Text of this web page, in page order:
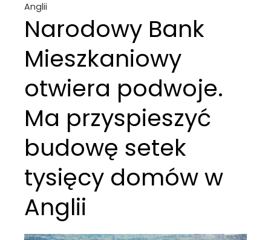
Anglii
Narodowy Bank
Mieszkaniowy
otwiera podwoje.
Ma przyspieszyć
budowę setek
tysięcy domów w
Anglii